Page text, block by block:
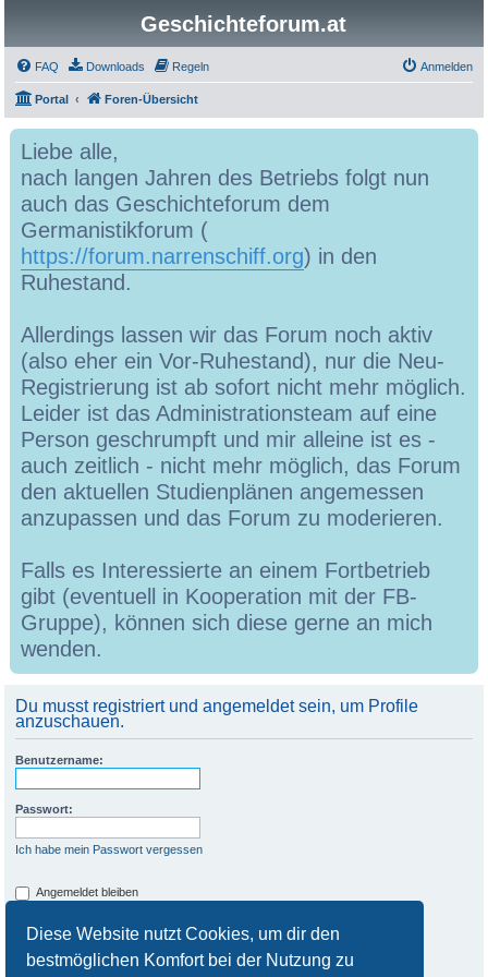
Diese Website nutzt Cookies, um dir den
bestmöglichen Komfort bei der Nutzung zu
Geschichteforum.at
FAQ Downloads Regeln Anmelden
Portal Foren-Übersicht
Liebe alle,
nach langen Jahren des Betriebs folgt nun
auch das Geschichteforum dem
Germanistikforum (
https://forum.narrenschiff.org) in den
Ruhestand.
Allerdings lassen wir das Forum noch aktiv
(also eher ein Vor-Ruhestand), nur die Neu-
Registrierung ist ab sofort nicht mehr möglich.
Leider ist das Administrationsteam auf eine
Person geschrumpft und mir alleine ist es -
auch zeitlich - nicht mehr möglich, das Forum
den aktuellen Studienplänen angemessen
anzupassen und das Forum zu moderieren.
Falls es Interessierte an einem Fortbetrieb
gibt (eventuell in Kooperation mit der FB-
Gruppe), können sich diese gerne an mich
wenden.
Du musst registriert und angemeldet sein, um Profile
anzuschauen.
Benutzername:
Passwort:
Ich habe mein Passwort vergessen
Angemeldet bleiben